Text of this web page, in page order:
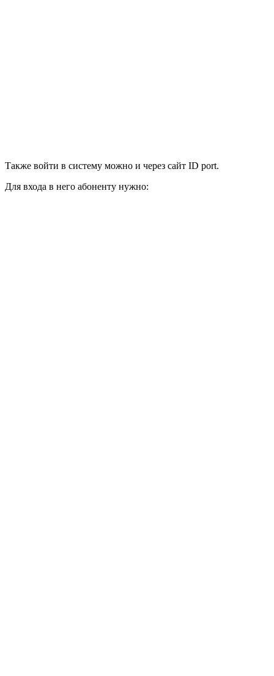
Также войти в систему можно и через сайт ID port.
Для входа в него абоненту нужно: